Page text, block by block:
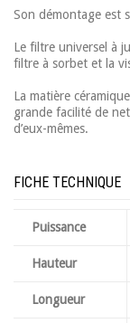
Son démontage est
Le filtre universel à
filtre à sorbet et la
La matière
grande facilité de
d’eux-mêmes.
FICHE TECHNIQUE
Puissance
Hauteur
Longueur